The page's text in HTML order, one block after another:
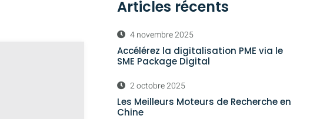
Articles récents
4 novembre 2025
Accélérez la digitalisation PME via le
SME Package Digital
2 octobre 2025
Les Meilleurs Moteurs de Recherche en
Chine